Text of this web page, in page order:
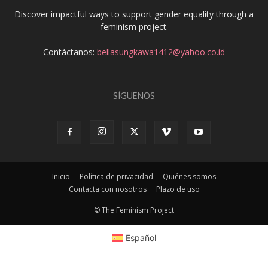
Discover impactful ways to support gender equality through a
feminism project.
Contáctanos: bellasungkawa1412@yahoo.co.id
SÍGUENOS
Inicio Política de privacidad
Quiénes somos
Contacta con nosotros
Plazo de uso
© The Feminism Project
Español